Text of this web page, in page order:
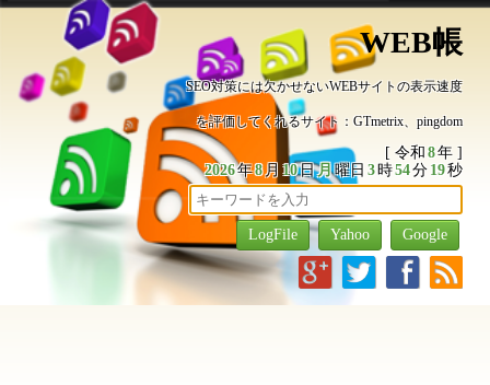
WEB帳
SEO対策には欠かせないWEBサイトの表示速度
を評価してくれるサイト：GTmetrix、pingdom
[ 令和 8年 ]
2026年8月 10日月曜日 3 時54分 19秒
r
f
t
g